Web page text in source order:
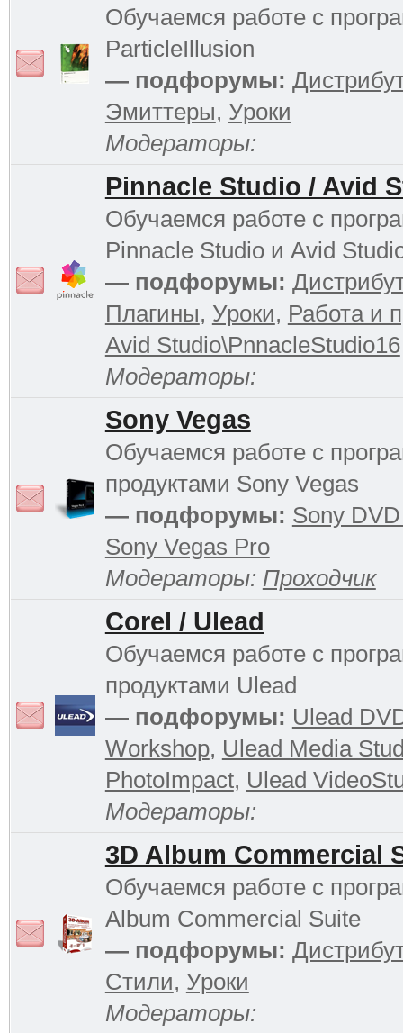
Обучаемся работе с
ParticleIllusion
— подфорумы:
Эмиттеры, Уроки
Модераторы:
Pinnacle Studio / Avid
Обучаемся работе с
Pinnacle Studio и Avid
— подфорумы:
Плагины, Уроки, Работа и
Avid Studio\PnnacleStudio16
Модераторы:
Sony Vegas
Обучаемся работе с
продуктами Sony Vegas
— подфорумы: Sony
Sony Vegas Pro
Модераторы: Проходчик
Corel / Ulead
Обучаемся работе с
продуктами Ulead
— подфорумы: Ulead
Workshop, Ulead Media
PhotoImpact, Ulead
Модераторы:
3D Album Commercial
Обучаемся работе с
Album Commercial Suite
— подфорумы:
Стили, Уроки
Модераторы: